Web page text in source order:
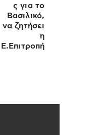
ς για το
Βασιλικό,
να ζητήσει
η
Ε.Επιτροπή